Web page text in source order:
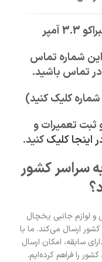
آمپر
شماره تماس
در تماس باشید.
کلیک کنید)
ثبت تعمیرات و
اینجا کلیککنید.
سراسر کشور
و لوازم جانبی یخچال
ارسال می‌کند. ما با
سابقه، امکان ارسال
را فراهم کرده‌ایم.